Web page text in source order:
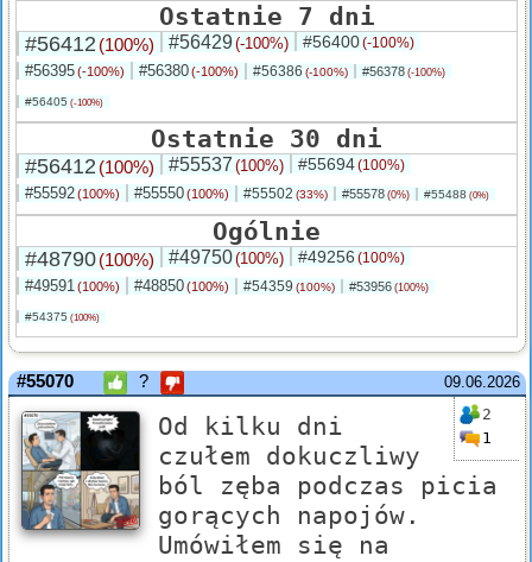
Ostatnie 7 dni
#56412 (100%) #56429(-100%) #56400(-100%)
#56395(-100%) #56380(-100%) #56386 (-100%) #56378 (-100%)
#56405 (-100%)
Ostatnie 30 dni
#56412 (100%) #55537 (100%) #55694(100%)
#55592(100%) #55550(100%) #55502 (33%) #55578 (0%) #55488 (0%)
Ogólnie
#48790(100%) #49750(100%) #49256 (100%)
#49591(100%) #48850(100%) #54359 (100%) #53956 (100%)
#54375 (100%)
09.06.2026
#55070 ?
2
1
Od kilku dni
czułem dokuczliwy
ból zęba podczas picia
gorących napojów.
Umówiłem się na